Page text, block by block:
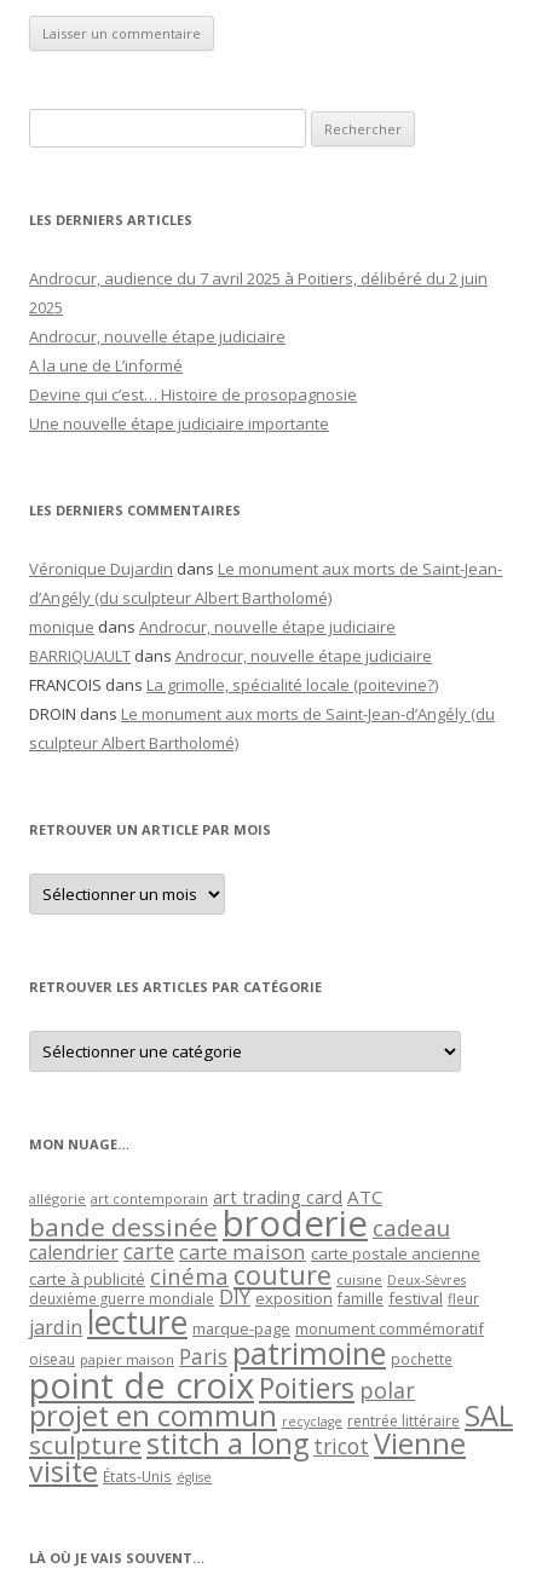
LES DERNIERS ARTICLES
Androcur, audience du 7 avril 2025 à Poitiers, délibéré du 2 juin
2025
Androcur, nouvelle étape judiciaire
A la une de L’informé
Devine qui c’est… Histoire de prosopagnosie
Une nouvelle étape judiciaire importante
LES DERNIERS COMMENTAIRES
Véronique Dujardin dans Le monument aux morts de Saint-Jean-
d’Angély (du sculpteur Albert Bartholomé)
monique dans Androcur, nouvelle étape judiciaire
BARRIQUAULT dans Androcur, nouvelle étape judiciaire
FRANCOIS dans La grimolle, spécialité locale (poitevine?)
DROIN dans Le monument aux morts de Saint-Jean-d’Angély (du
sculpteur Albert Bartholomé)
RETROUVER UN ARTICLE PAR MOIS
Retrouver
un
article
RETROUVER LES ARTICLES PAR CATÉGORIE
Retrouver
les
articles
MON NUAGE…
allégorie art contemporain art trading card ATC
bande dessinée broderie cadeau
calendriercartecarte maison carte postale ancienne
carte à publicité cinéma couture cuisine Deux-Sèvres
deuxième guerre mondiale DIY exposition famille festival fleur
jardin lecture marque-page monument commémoratif
oiseau papier maison Paris patrimoine pochette
point de croixPoitiers polar
projet en commun recyclage rentrée littéraire SAL
sculpturestitch a long tricot Vienne
visite États-Unis église
LÀ OÙ JE VAIS SOUVENT…